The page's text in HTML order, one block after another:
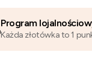
Program
Każda złotówka to 1